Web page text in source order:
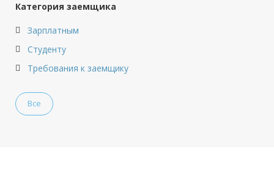
Категория заемщика
Зарплатным
Студенту
Требования к заемщику
Все